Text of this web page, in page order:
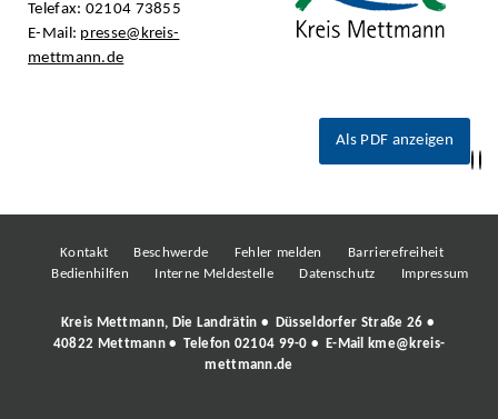
Telefax: 02104 73855
E-Mail: presse@kreis-
mettmann.de
Als PDF anzeigen
Kontakt Beschwerde Fehler melden
Barrierefreiheit
Bedienhilfen
Interne Meldestelle Datenschutz Impressum
Kreis Mettmann, Die Landrätin • Düsseldorfer Straße 26 •
40822 Mettmann • Telefon 02104 99-0 • E-Mail
kme@kreis-
mettmann.de